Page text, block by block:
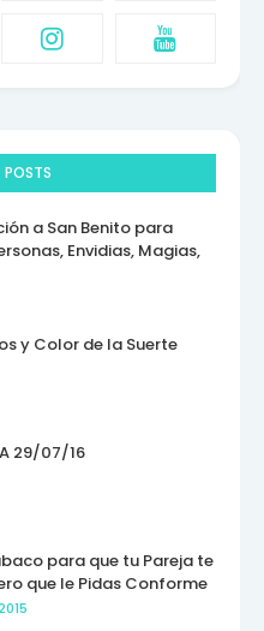
POSTS
a San Benito para
Envidias, Magias,
y Color de la Suerte
29/07/16
para que tu Pareja te
que le Pidas Conforme